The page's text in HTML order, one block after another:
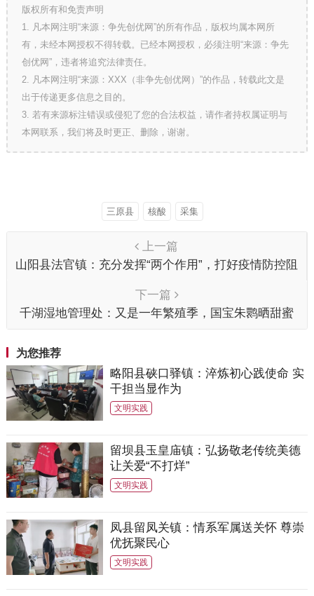
版权所有和免责声明
1. 凡本网注明“来源：争先创优网”的所有作品，版权均属本网所
有，未经本网授权不得转载。已经本网授权，必须注明“来源：争先
创优网”，违者将追究法律责任。
2. 凡本网注明“来源：XXX（非争先创优网）”的作品，转载此文是
出于传递更多信息之目的。
3. 若有来源标注错误或侵犯了您的合法权益，请作者持权属证明与
本网联系，我们将及时更正、删除，谢谢。
三原县 核酸 采集
上一篇
山阳县法官镇：充分发挥“两个作用”，打好疫情防控阻
下一篇
千湖湿地管理处：又是一年繁殖季，国宝朱鹮晒甜蜜
为您推荐
略阳县硖口驿镇：淬炼初心践使命 实
干担当显作为
文明实践
留坝县玉皇庙镇：弘扬敬老传统美德
让关爱“不打烊”
文明实践
凤县留凤关镇：情系军属送关怀 尊崇
优抚聚民心
文明实践